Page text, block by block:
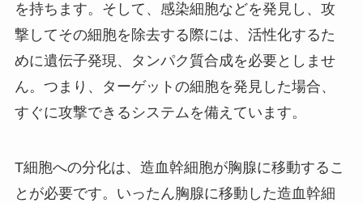
を持ちます。そして、感染細胞などを発見し、攻
撃してその細胞を除去する際には、活性化するた
めに遺伝子発現、タンパク質合成を必要としませ
ん。つまり、ターゲットの細胞を発見した場合、
すぐに攻撃できるシステムを備えています。
T細胞への分化は、造血幹細胞が胸腺に移動するこ
とが必要です。いったん胸腺に移動した造血幹細